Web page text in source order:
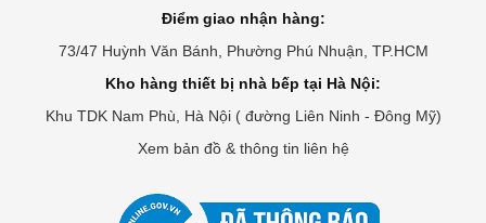
Điểm giao nhận hàng:
73/47 Huỳnh Văn Bánh, Phường Phú Nhuận, TP.HCM
Kho hàng thiết bị nhà bếp tại Hà Nội:
Khu TDK Nam Phù, Hà Nội ( đường Liên Ninh - Đông Mỹ)
Xem bản đồ & thông tin liên hệ